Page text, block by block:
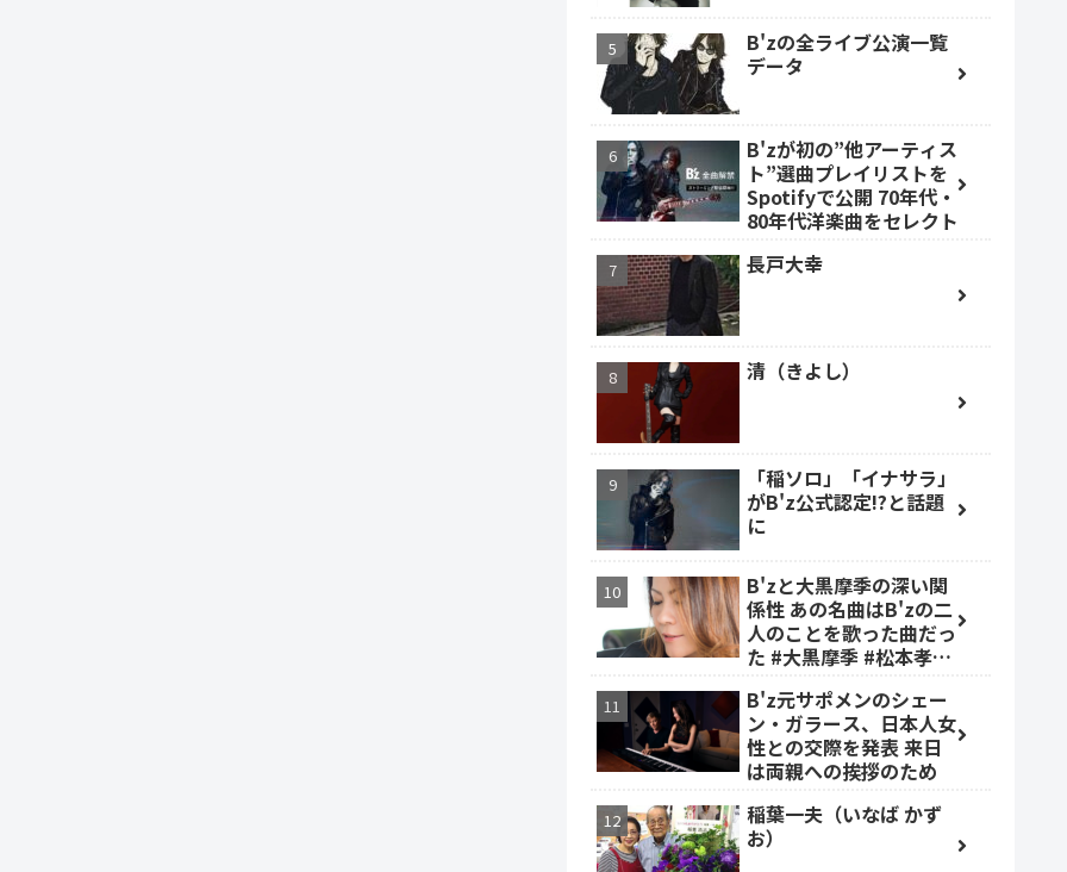
B'zの全ライブ公演一覧
データ
B'zが初の”他アーティス
ト”選曲プレイリストを
Spotifyで公開 70年代・
80年代洋楽曲をセレクト
長戸大幸
清（きよし）
「稲ソロ」「イナサラ」
がB'z公式認定!?と話題
に
B'zと大黒摩季の深い関
係性 あの名曲はB'zの二
人のことを歌った曲だっ
た #大黒摩季 #松本孝弘
B'z元サポメンのシェー
ン・ガラース、日本人女
性との交際を発表 来日
は両親への挨拶のため
稲葉一夫（いなば かず
お）